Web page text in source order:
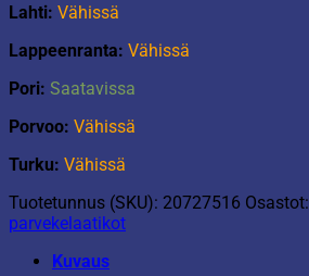
Lahti: Vähissä
Lappeenranta: Vähissä
Pori: Saatavissa
Porvoo: Vähissä
Turku: Vähissä
Tuotetunnus (SKU): 20727516 Osastot:
parvekelaatikot
Kuvaus